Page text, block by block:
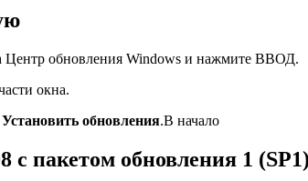
Центр обновления Windows и нажмите ВВОД.
окна.
Установить обновления.В начало
с пакетом обновления 1 (SP1)